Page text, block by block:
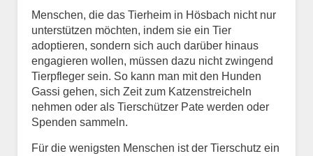
Menschen, die das Tierheim in Hösbach nicht nur
unterstützen möchten, indem sie ein Tier
adoptieren, sondern sich auch darüber hinaus
engagieren wollen, müssen dazu nicht zwingend
Tierpfleger sein. So kann man mit den Hunden
Gassi gehen, sich Zeit zum Katzenstreicheln
nehmen oder als Tierschützer Pate werden oder
Spenden sammeln.
Für die wenigsten Menschen ist der Tierschutz ein